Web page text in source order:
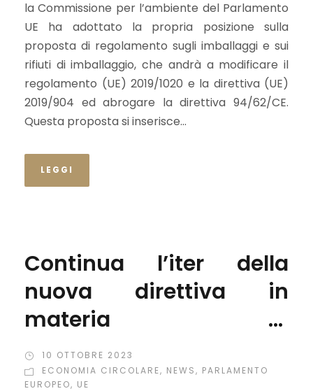
la Commissione per l’ambiente del Parlamento
UE ha adottato la propria posizione sulla
proposta di regolamento sugli imballaggi e sui
rifiuti di imballaggio, che andrà a modificare il
regolamento (UE) 2019/1020 e la direttiva (UE)
2019/904 ed abrogare la direttiva 94/62/CE.
Questa proposta si inserisce...
LEGGI
Continua l’iter della
nuova direttiva in
materia di
responsabilità da
prodotti difettosi
10 OTTOBRE 2023
ECONOMIA CIRCOLARE, NEWS, PARLAMENTO
EUROPEO, UE